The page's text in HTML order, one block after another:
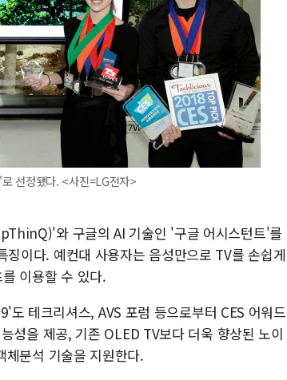
선정됐다. <사진=LG전자>
와 구글의 AI 기술인 '구글 어시스턴트'를
이다. 예컨대 사용자는 음성만으로 TV를 손쉽게
이용할 수 있다.
테크리셔스, AVS 포럼 등으로부터 CES 어워드
성을 제공, 기존 OLED TV보다 더욱 향상된 노이
분석 기술을 지원한다.